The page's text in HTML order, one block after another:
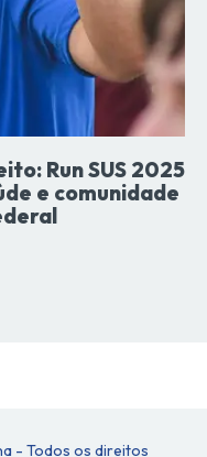
Run SUS 2025
e comunidade
- Todos os direitos